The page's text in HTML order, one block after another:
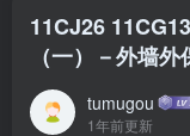
11CJ26
（一）－外墙
tumugou
1年前更新